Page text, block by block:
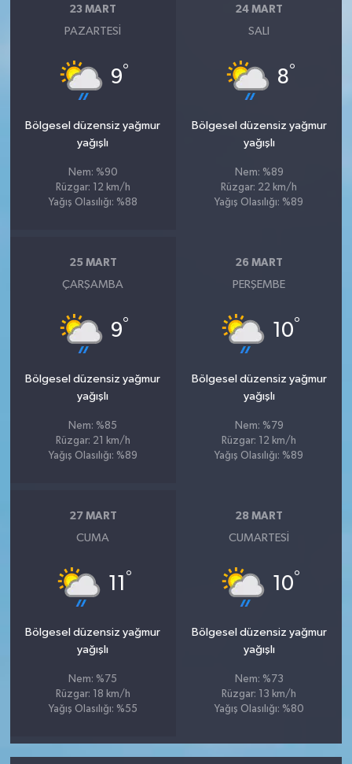
23 MART
PAZARTESI
9°
Bölgesel düzensiz yağmur
yağışlı
Nem: %90
Rüzgar: 12 km/h
Yağış Olasılığı: %88
24 MART
SALI
8°
Bölgesel düzensiz yağmur
yağışlı
Nem: %89
Rüzgar: 22 km/h
Yağış Olasılığı: %89
25 MART
ÇARŞAMBA
9°
Bölgesel düzensiz yağmur
yağışlı
Nem: %85
Rüzgar: 21 km/h
Yağış Olasılığı: %89
26 MART
PERŞEMBE
10°
Bölgesel düzensiz yağmur
yağışlı
Nem: %79
Rüzgar: 12 km/h
Yağış Olasılığı: %89
27 MART
CUMA
11 °
Bölgesel düzensiz yağmur
yağışlı
Nem: %75
Rüzgar: 18 km/h
Yağış Olasılığı: %55
28 MART
CUMARTESI
10°
Bölgesel düzensiz yağmur
yağışlı
Nem: %73
Rüzgar: 13 km/h
Yağış Olasılığı: %80